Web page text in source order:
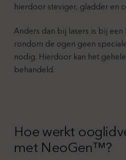
hierdoor steviger, gladder en
Anders dan bij lasers is bij
rondom de ogen geen
nodig. Hierdoor kan het
behandeld.
Hoe werkt
met NeoGen™?